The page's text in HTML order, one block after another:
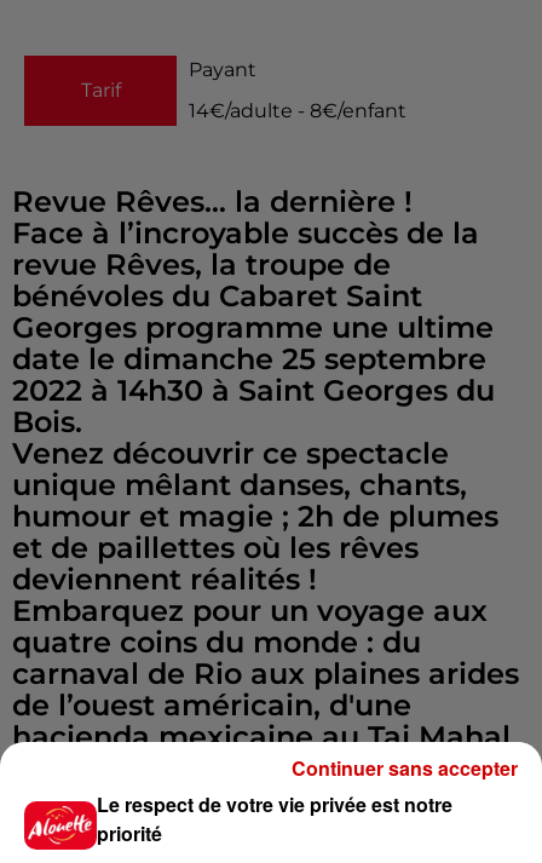
Tarif
Payant
14€/adulte - 8€/enfant
Revue Rêves… la dernière !
Face à l’incroyable succès de la
revue Rêves, la troupe de
bénévoles du Cabaret Saint
Georges programme une ultime
date le dimanche 25 septembre
2022 à 14h30 à Saint Georges du
Bois.
Venez découvrir ce spectacle
unique mêlant danses, chants,
humour et magie ; 2h de plumes
et de paillettes où les rêves
deviennent réalités !
Embarquez pour un voyage aux
quatre coins du monde : du
carnaval de Rio aux plaines arides
de l’ouest américain, d'une
hacienda mexicaine au Taj Mahal
en passant par les contes des
mille et une nuits. Les artistes
vous transportent dans leurs rêves
Le respect de votre vie privée est notre
priorité
Continuer sans accepter